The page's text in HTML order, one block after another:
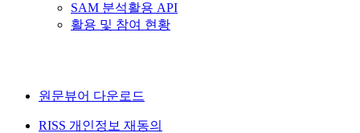
SAM 분석활용 API
활용 및 참여 현황
원문뷰어 다운로드
RISS 개인정보 재동의